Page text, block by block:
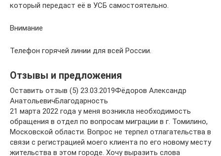
который передаст её в УСБ самостоятельно.
Внимание
Телефон горячей линии для всей России.
Отзывы и предложения
Оставить отзыв (5) 23.03.2019Фёдоров Александр
АнатольевичБлагодарность
21 марта 2022 года у меня возникла необходимость
обращения в отдел по вопросам миграции в г. Томилино,
Московской области. Вопрос не терпел отлагательства в
связи с регистрацией моего клиента по его новому месту
жительства в этом городе. Хочу выразить слова